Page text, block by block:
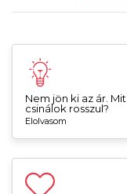
Nem jön ki az ár. Mit
csinálok rosszul?
Elolvasom